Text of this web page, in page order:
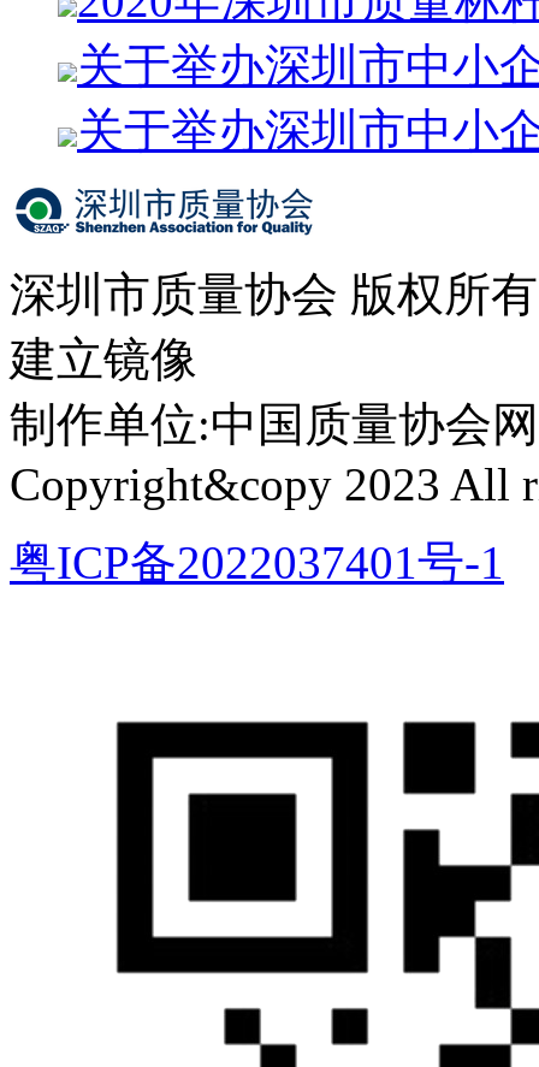
关于举办深圳市中小
关于举办深圳市中小
深圳市质量协会 版权所
建立镜像
制作单位:中国质量协会
Copyright&copy 2023 All
粤ICP备2022037401号-1